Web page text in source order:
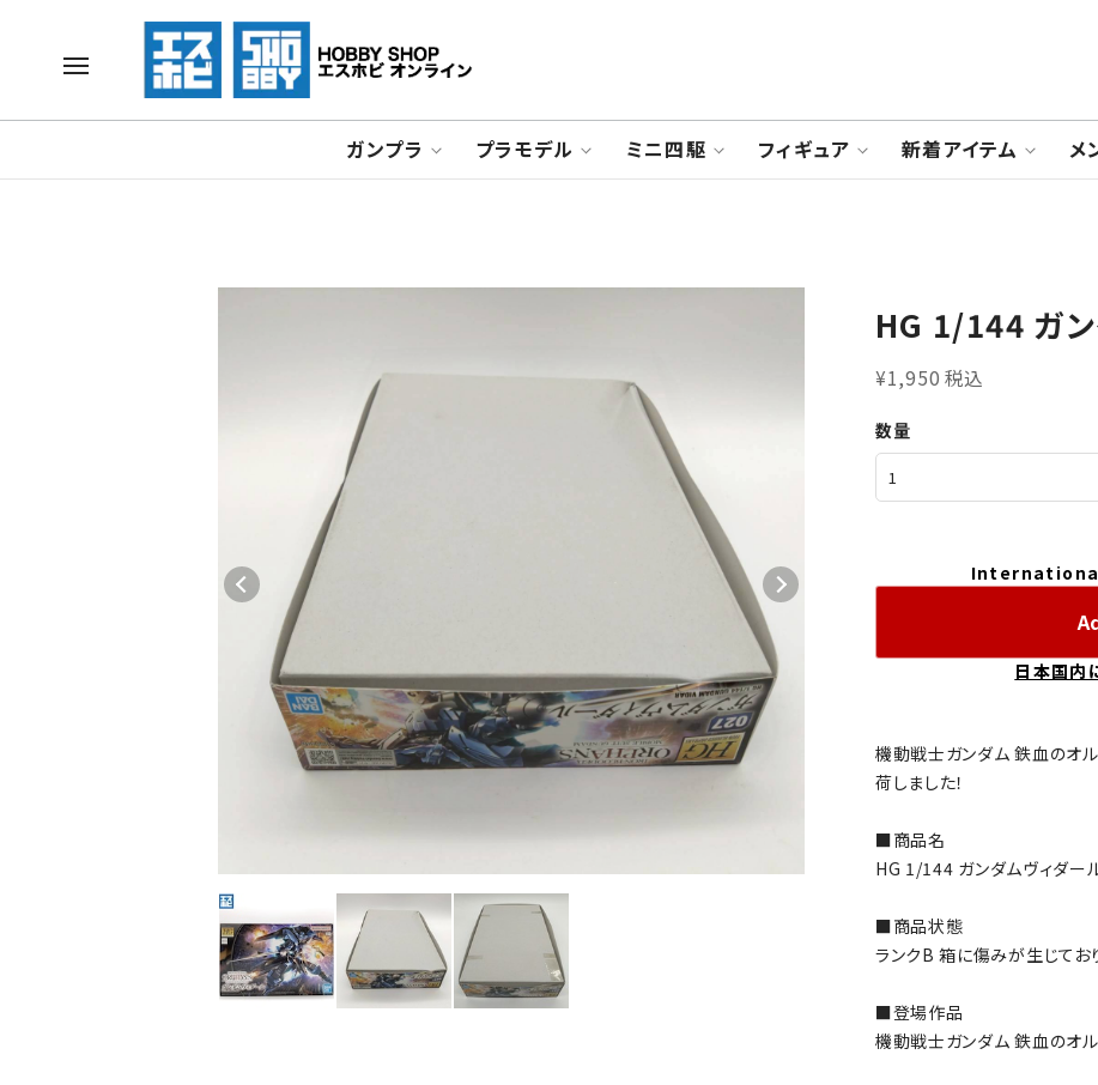
ガンプラ プラモデル ミニ四駆 フィギュア 新着アイテム メ
HG 1/144 ガ
¥1,950 税込
数量
日本国内
機動戦士ガンダム 鉄血のオ
荷しました！
■商品名
HG 1/144 ガンダムヴィダー
■商品状態
ランクB 箱に傷みが生じてお
■登場作品
機動戦士ガンダム 鉄血のオ